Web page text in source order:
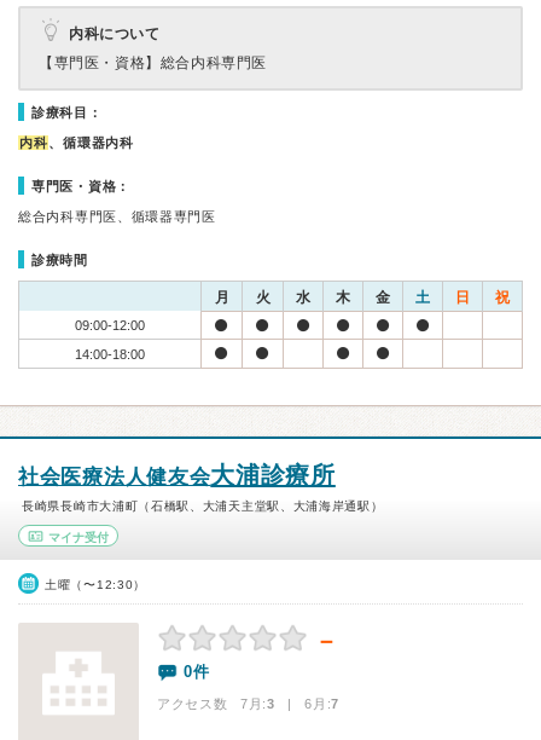
内科について
【専門医・資格】 総合内科専門医
診療科目：
内科、循環器内科
専門医・資格：
総合内科専門医、循環器専門医
診療時間
月 火 水 木 金 土 日 祝
09:00-12:00
14:00-18:00
社会医療法人健友会大浦診療所
長崎県長崎市大浦町（石橋駅、大浦天主堂駅、大浦海岸通駅）
マイナ受付
土曜（〜12:30）
－
0件
アクセス数 7月:3 | 6月:7